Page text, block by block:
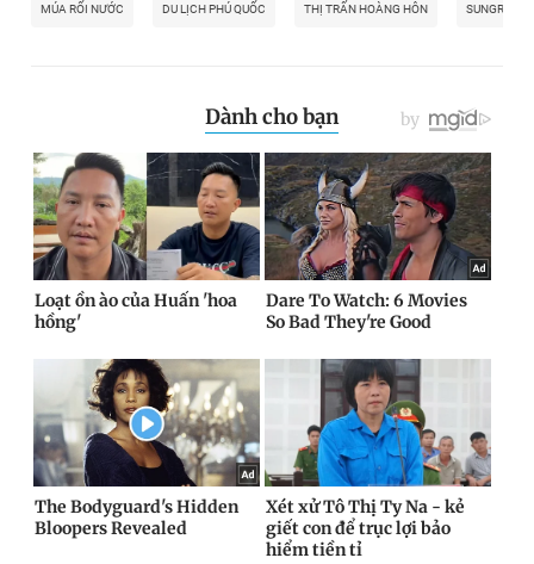
MÚA RỐI NƯỚC DU LỊCH PHÚ QUỐC THỊ TRẤN HOÀNG HÔN SUNGROUP